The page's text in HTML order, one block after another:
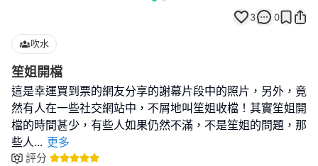
3 0
吹水
笙姐開檔
這是幸運買到票的網友分享的謝幕片段中的照片，另外，竟
然有人在一些社交網站中，不屑地叫笙姐收檔！其實笙姐開
檔的時間甚少，有些人如果仍然不滿，不是笙姐的問題，那
些人... 更多
評分